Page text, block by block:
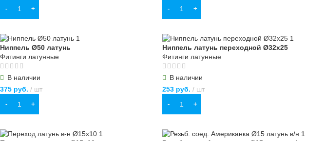
В КОРЗИНУ В КОРЗИНУ
Ниппель Ø50 латунь
Фитинги латунные
В наличии
375 руб. шт
В КОРЗИНУ
Ниппель латунь переходной Ø32х25
Фитинги латунные
В наличии
253 руб. шт
В КОРЗИНУ